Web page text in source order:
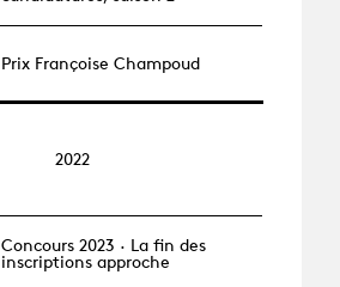
Prix Françoise Champoud
2022
Concours 2023 · La fin des
inscriptions approche